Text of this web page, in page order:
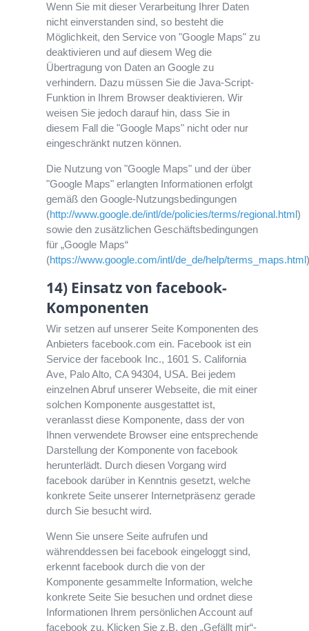
Wenn Sie mit dieser Verarbeitung Ihrer Daten
nicht einverstanden sind, so besteht die
Möglichkeit, den Service von "Google Maps" zu
deaktivieren und auf diesem Weg die
Übertragung von Daten an Google zu
verhindern. Dazu müssen Sie die Java-Script-
Funktion in Ihrem Browser deaktivieren. Wir
weisen Sie jedoch darauf hin, dass Sie in
diesem Fall die "Google Maps" nicht oder nur
eingeschränkt nutzen können.
Die Nutzung von "Google Maps" und der über
"Google Maps" erlangten Informationen erfolgt
gemäß den Google-Nutzungsbedingungen
(http://www.google.de/intl/de/policies/terms/regional.html)
sowie den zusätzlichen Geschäftsbedingungen
für „Google Maps“
(https://www.google.com/intl/de_de/help/terms_maps.html
14) Einsatz von facebook-
Komponenten
Wir setzen auf unserer Seite Komponenten des
Anbieters facebook.com ein. Facebook ist ein
Service der facebook Inc., 1601 S. California
Ave, Palo Alto, CA 94304, USA. Bei jedem
einzelnen Abruf unserer Webseite, die mit einer
solchen Komponente ausgestattet ist,
veranlasst diese Komponente, dass der von
Ihnen verwendete Browser eine entsprechende
Darstellung der Komponente von facebook
herunterlädt. Durch diesen Vorgang wird
facebook darüber in Kenntnis gesetzt, welche
konkrete Seite unserer Internetpräsenz gerade
durch Sie besucht wird.
Wenn Sie unsere Seite aufrufen und
währenddessen bei facebook eingeloggt sind,
erkennt facebook durch die von der
Komponente gesammelte Information, welche
konkrete Seite Sie besuchen und ordnet diese
Informationen Ihrem persönlichen Account auf
facebook zu. Klicken Sie z.B. den „Gefällt mir“-